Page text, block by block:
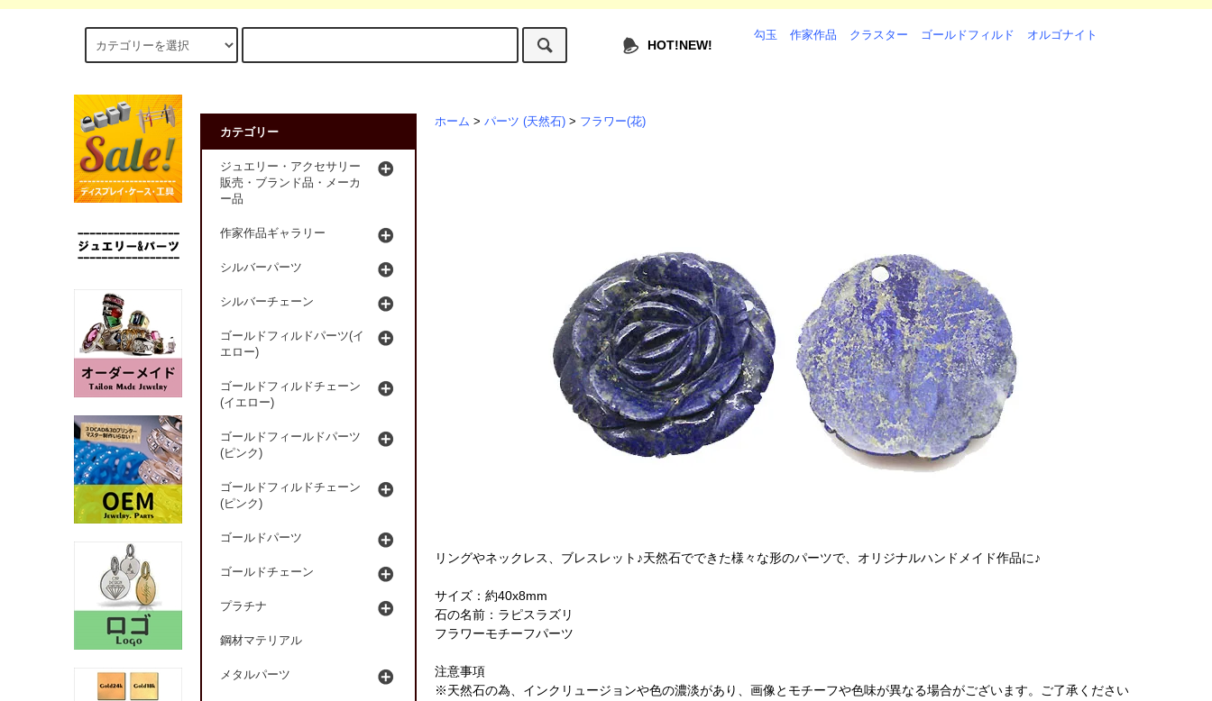
HOT!NEW!
勾玉 作家作品 クラスター ゴールドフィルド オルゴナイト
ホーム > パーツ (天然石) > フラワー(花)
リングやネックレス、ブレスレット♪天然石でできた様々な形のパーツで、オリジナルハンドメイド作品に♪
サイズ：約40x8mm
石の名前：ラピスラズリ
フラワーモチーフパーツ
注意事項
※天然石の為、インクリュージョンや色の濃淡があり、画像とモチーフや色味が異なる場合がございます。ご了承ください
カテゴリー
ジュエリー・アクセサリー
販売・ブランド品・メーカ
ー品
作家作品ギャラリー
シルバーパーツ
シルバーチェーン
ゴールドフィルドパーツ(イ
エロー)
ゴールドフィルドチェーン
(イエロー)
ゴールドフィールドパーツ
(ピンク)
ゴールドフィルドチェーン
(ピンク)
ゴールドパーツ
ゴールドチェーン
プラチナ
鋼材マテリアル
メタルパーツ